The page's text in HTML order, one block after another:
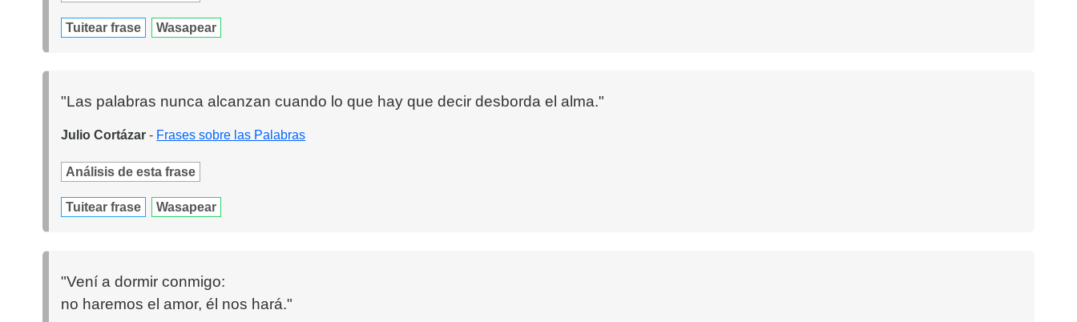
Tuitear frase Wasapear
"Las palabras nunca alcanzan cuando lo que hay que decir desborda el alma."
Julio Cortázar - Frases sobre las Palabras
Análisis de esta frase
Tuitear frase Wasapear
"Vení a dormir conmigo:
no haremos el amor, él nos hará."